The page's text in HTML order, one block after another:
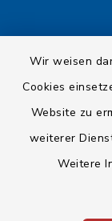
Wir weisen
Cookies
Website zu
weiterer
Weitere